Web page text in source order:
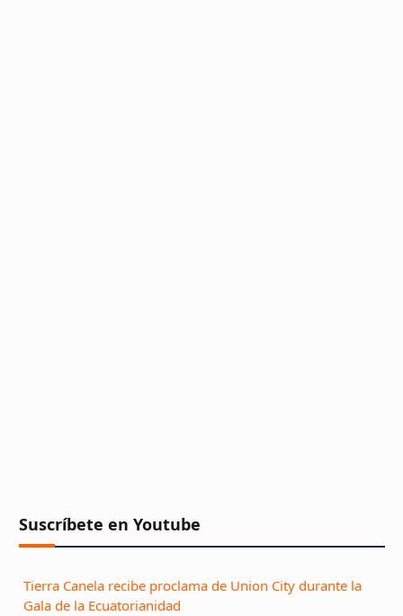
Suscríbete en Youtube
Tierra Canela recibe proclama de Union City durante la
Gala de la Ecuatorianidad